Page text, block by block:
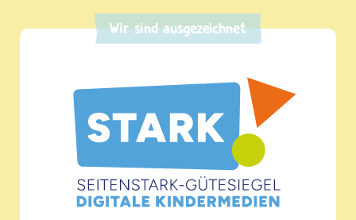
Wir sind ausgezeichnet